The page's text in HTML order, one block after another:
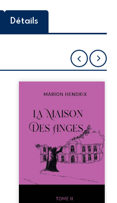
Détails
Nous sommes en
après le décès du
patriarche
Anatole-Eustache.
La famille devra
affronter non
seulement un
inconnu qui rôde
autour du
domaine et dont
Firmin, le fidèle
majordome,